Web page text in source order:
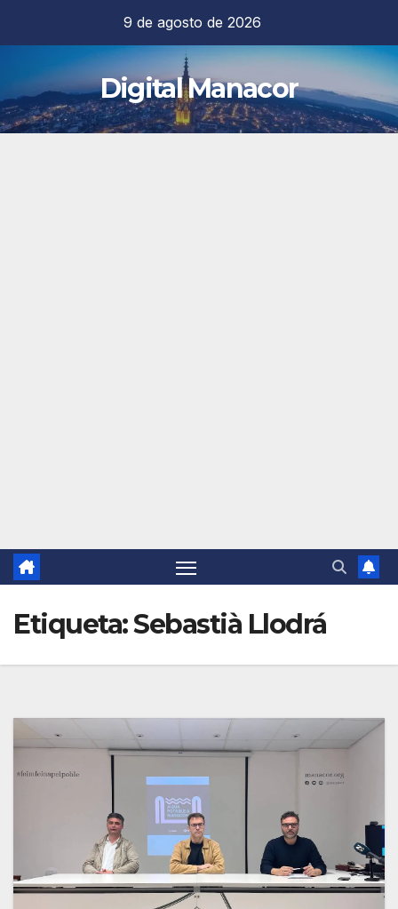
contenido
9 de agosto de 2026
Digital Manacor
Etiqueta:Sebastià Llodrá